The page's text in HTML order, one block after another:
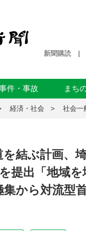
新聞購読
件・事故 まち
経済・社会 社会一
を結ぶ計画、
提出「地域
から対流型首